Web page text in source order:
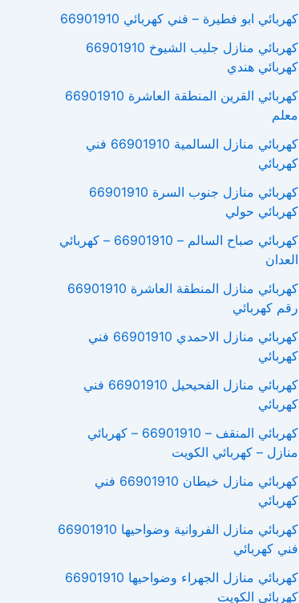
كهربائي ابو فطيرة – فني كهربائي 66901910
كهربائي منازل جليب الشيوخ 66901910
كهربائي هندي
كهربائي القرين المنطقة العاشرة 66901910
معلم
كهربائي منازل السالمية 66901910 فني
كهربائي
كهربائي منازل جنوب السرة 66901910
كهربائي حولي
كهربائي صباح السالم – 66901910 – كهربائي
العدان
كهربائي منازل المنطقة العاشرة 66901910
رقم كهربائي
كهربائي منازل الاحمدي 66901910 فني
كهربائي
كهربائي منازل الفحيحيل 66901910 فني
كهربائي
كهربائي المنقف – 66901910 – كهربائي
منازل – كهربائي الكويت
كهربائي منازل خيطان 66901910 فني
كهربائي
كهربائي منازل الفروانية وضواحيها 66901910
فني كهربائي
كهربائي منازل الجهراء وضواحيها 66901910
كهربائي الكويت